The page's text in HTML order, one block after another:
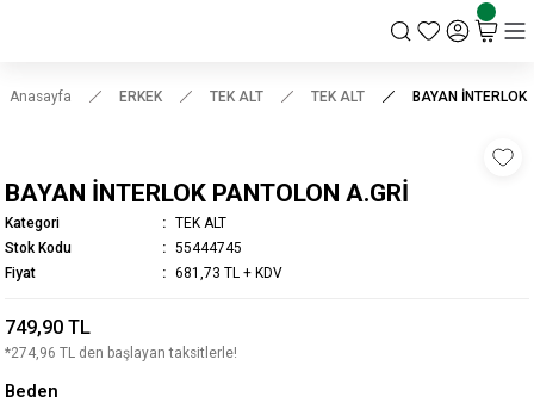
Anasayfa ERKEK TEK ALT TEK ALT BAYAN
BAYAN İNTERLOK PANTOLON A.GRİ
Kategori
TEK ALT
Stok Kodu
55444745
Fiyat
681,73 TL + KDV
749,90 TL
*274,96 TL den başlayan taksitlerle!
Beden